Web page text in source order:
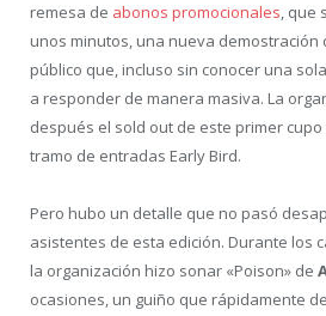
remesa de abonos promocionales, que
unos minutos, una nueva demostración
público que, incluso sin conocer una
a responder de manera masiva. La
después el sold out de este primer
tramo de entradas Early Bird.
Pero hubo un detalle que no pasó
asistentes de esta edición. Durante los
la organización hizo sonar «Poison» de
ocasiones, un guiño que rápidamente